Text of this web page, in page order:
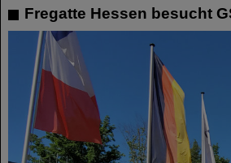
Fregatte Hessen besucht